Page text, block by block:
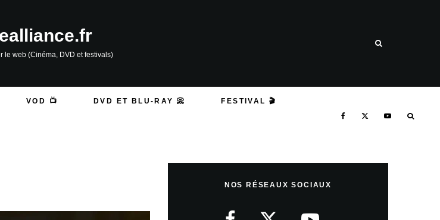
le web (Cinéma, DVD et festivals)
VOD 📺 DVD ET BLU-RAY 📀 FESTIVAL 🎬
NOS RÉSEAUX SOCIAUX